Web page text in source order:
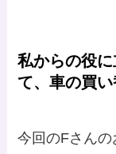
私からの役
て、車の買
今回のFさん